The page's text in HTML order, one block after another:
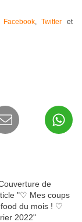
Facebook,Twitter et